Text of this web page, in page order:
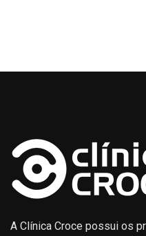
A Clínica Croce possui os